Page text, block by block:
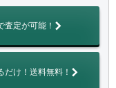
査定が可能！
け！送料無料！